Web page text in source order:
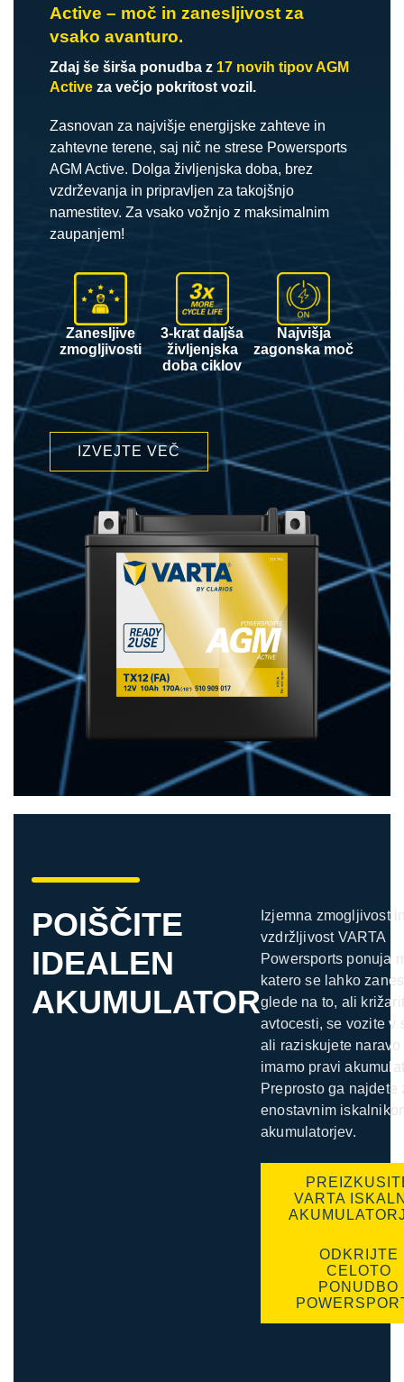
Active – moč in zanesljivost za
vsako avanturo.
Zdaj še širša ponudba z 17 novih tipov AGM
Active za večjo pokritost vozil.
Zasnovan za najvišje energijske zahteve in
zahtevne terene, saj nič ne strese Powersports
AGM Active. Dolga življenjska doba, brez
vzdrževanja in pripravljen za takojšnjo
namestitev. Za vsako vožnjo z maksimalnim
zaupanjem!
Zanesljive
zmogljivosti
3-krat daljša
življenjska
doba ciklov
Najvišja
zagonska moč
IZVEJTE VEČ
POIŠČITE
IDEALEN
AKUMULATOR
Izjemna zmogljivost
vzdržljivost VARTA
Powersports ponuja
katero se lahko
glede na to, ali
avtocesti, se vozite v
ali raziskujete naravo
imamo pravi
Preprosto ga najdete
enostavnim
akumulatorjev.
VARTA
ODKRIJTE
CELOTO
PONUDBO